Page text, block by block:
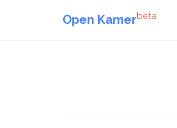
Open Kamerbeta